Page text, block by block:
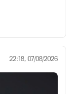
22:18, 07/08/2026